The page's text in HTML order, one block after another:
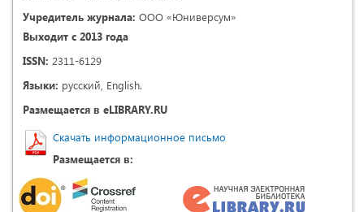
Учредитель журнала: ООО «Юниверсум»
Выходит с 2013 года
ISSN: 2311-6129
Языки: русский, English.
Размещается в eLIBRARY.RU
Скачать информационное письмо
Размещается в: